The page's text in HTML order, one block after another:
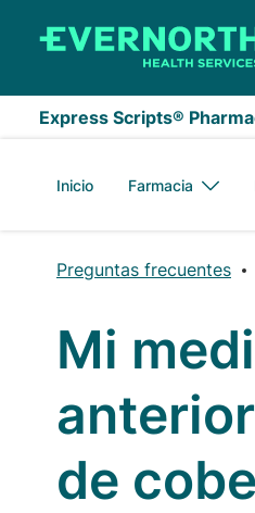
Express Scripts®
Inicio Farmacia
Preguntas frecuentes
Mi
de